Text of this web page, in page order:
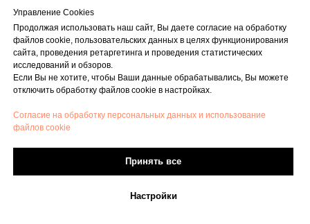
направляется отдельно от уведомления о намерении
осуществлять обработку персональных данных).
10.2. Оператор до подачи вышеуказанного
уведомления, обязан получить от органов власти
иностранного государства, иностранных физических
лиц, иностранных юридических лиц, которым
данных, соответствующие сведения.
11. Конфиденциальность персональных данных
Оператор и иные лица, получившие доступ
к персональным данным, обязаны не раскрывать
данные без согласия субъекта персональных данных,
Управление Cookies
Продолжая использовать наш сайт, Вы даете согласие на обработку
файлов cookie, пользовательских данных в целях функционирования
сайта, проведения ретаргетинга и проведения статистических
исследований и обзоров.
Если Вы не хотите, чтобы Ваши данные обрабатывались, Вы можете
отключить обработку файлов cookie в настройках.
Согласие на обработку персональных данных и использование
файлов cookie
Принять все
Настройки